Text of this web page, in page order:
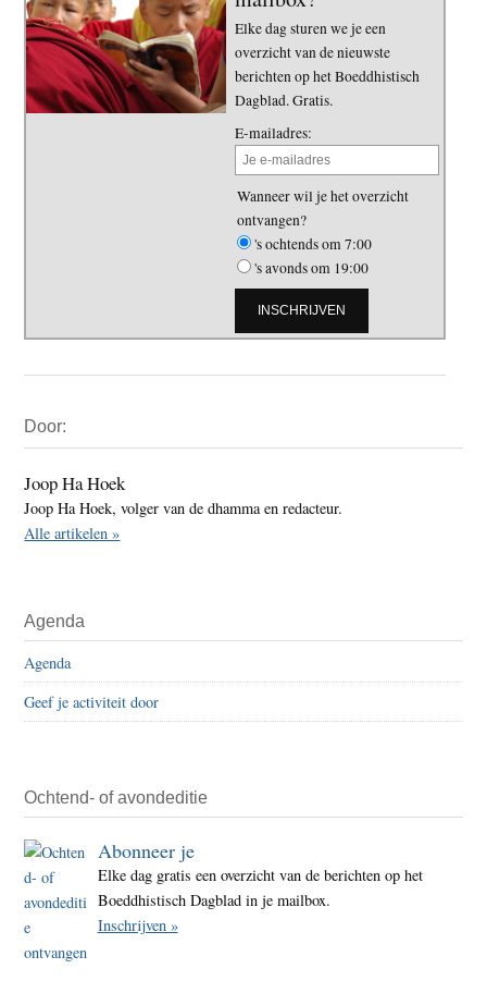
Elke dag sturen we je een
overzicht van de nieuwste
berichten op het Boeddhistisch
Dagblad. Gratis.
E-mailadres:
Wanneer wil je het overzicht
ontvangen?
's ochtends om 7:00
's avonds om 19:00
Sidebar
Door:
Joop Ha Hoek
Joop Ha Hoek, volger van de dhamma en redacteur.
Alle artikelen »
Agenda
Agenda
Geef je activiteit door
Ochtend- of avondeditie
Abonneer je
Elke dag gratis een overzicht van de berichten op het
Boeddhistisch Dagblad in je mailbox.
Inschrijven »